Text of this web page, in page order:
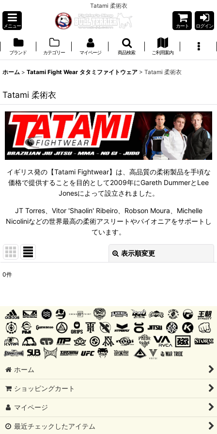
Tatami 柔術衣
メニュー カート ログイン
ブランド カテゴリー マイページ 商品検索 ご利用案内
ホーム > Tatami Fight Wear タタミファイトウェア > Tatami 柔術衣
Tatami 柔術衣
イギリス発の【Tatami Fightwear】は、高品質の柔術製品を手頃な
価格で提供することを目的として2009年にGareth DummerとLee
Jonesによって設立されました。
JT Torres、Vitor 'Shaolin' Ribeiro、Robson Moura、Michelle
Nicoliniなどの世界最高の柔術アスリートやパイオニアをサポートし
ています。
表示順変更
並び順
絞り込む
0件
ホーム
ショッピングカート
マイページ
最近チェックしたアイテム